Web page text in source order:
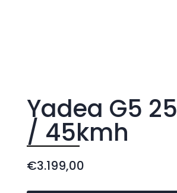
Yadea G5
/ 45kmh
€3.199,00